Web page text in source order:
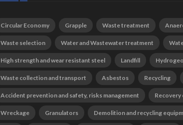
Circular Economy Grapple Waste treatment
Waste selection Water and Wastewater treatment
High strength and wear resistant steel Landfill
Waste collection and transport Asbestos Recycling
Accident prevention and safety, risks management Recovery
Wreckage Granulators Demolition and recycling